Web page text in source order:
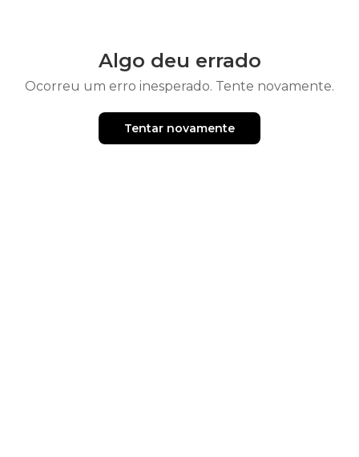
Algo deu errado
Ocorreu um erro inesperado. Tente novamente.
Tentar novamente